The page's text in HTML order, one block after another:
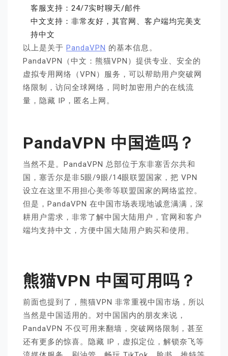
客服支持：24/7实时聊天/邮件
中文支持：非常友好，其官网、客户端均完美支
持中文
以上是关于 PandaVPN 的基本信息。
PandaVPN（中文：熊猫VPN）提供专业、安全的
虚拟专用网络（VPN）服务，可以帮助用户突破网
络限制，访问全球网络，同时加密用户的在线流
量，隐藏 IP，匿名上网。
PandaVPN 中国造吗？
当然不是。PandaVPN 总部位于东非塞舌尔共和
国，塞舌尔是非5眼/9眼/14眼联盟国家，把 VPN
设立在这里不用担心美帝等联盟国家的网络监控。
但是，PandaVPN 在中国市场表现地诚意满满，深
耕用户需求，非常了解中国大陆用户，官网和客户
端均支持中文，方便中国大陆用户购买和使用。
熊猫VPN 中国可用吗？
前面也提到了，熊猫VPN 非常重视中国市场，所以
当然是中国适用的。对中国国内的朋友来说，
PandaVPN 不仅可用来翻墙，突破网络限制，甚至
还有更多的惊喜。隐藏 IP，虚拟定位，解锁奈飞等